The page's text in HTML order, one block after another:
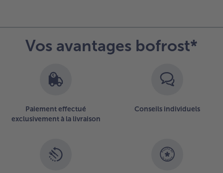
des
articles.Vos avantages bofrost*
Paiement effectué
exclusivement à la livraison
Conseils individuels